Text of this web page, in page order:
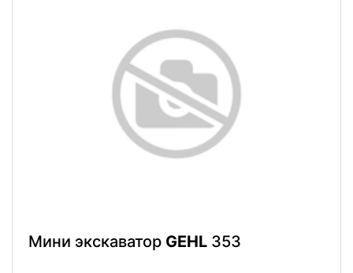
Мини экскаватор GEHL 353